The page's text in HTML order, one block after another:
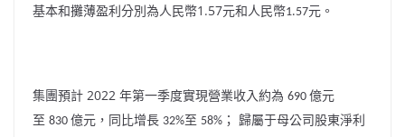
基本和攤薄盈利分別為人民幣1.57元和人民幣1.57元。
集團預計 2022 年第一季度實現營業收入約為 690 億元
至 830 億元，同比增長 32%至 58% ； 歸屬于母公司股東淨利